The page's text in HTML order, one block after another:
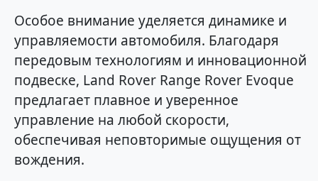
Особое внимание уделяется динамике и
управляемости автомобиля. Благодаря
передовым технологиям и инновационной
подвеске, Land Rover Range Rover Evoque
предлагает плавное и уверенное
управление на любой скорости,
обеспечивая неповторимые ощущения от
вождения.